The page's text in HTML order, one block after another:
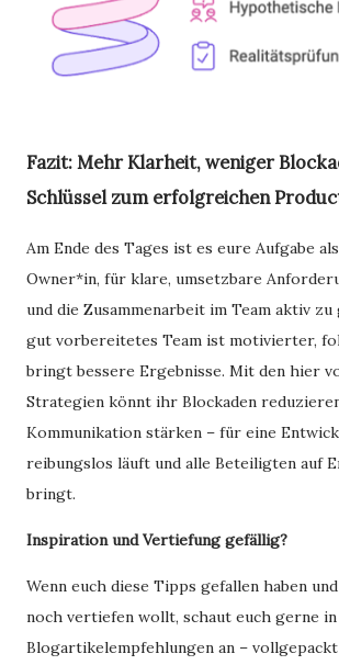
Fazit: Mehr Klarheit, weniger
Schlüssel zum erfolgreichen
Am Ende des Tages ist es eure Aufgabe
Owner*in, für klare, umsetzbare
und die Zusammenarbeit im Team aktiv
gut vorbereitetes Team ist motivierter,
bringt bessere Ergebnisse. Mit den hier
Strategien könnt ihr Blockaden
Kommunikation stärken – für eine
reibungslos läuft und alle Beteiligten auf
bringt.
Inspiration und Vertiefung gefällig?
Wenn euch diese Tipps gefallen haben
noch vertiefen wollt, schaut euch gerne in
Blogartikelempfehlungen an –